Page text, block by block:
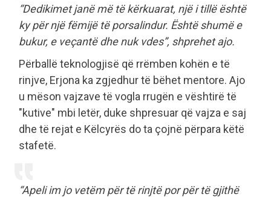
“Dedikimet janë më të kërkuarat, një i tillë është
ky për një fëmijë të porsalindur. Është shumë e
bukur, e veçantë dhe nuk vdes”, shprehet ajo.
Përballë teknologjisë që rrëmben kohën e të
rinjve, Erjona ka zgjedhur të bëhet mentore. Ajo
u mëson vajzave të vogla rrugën e vështirë të
"kutive" mbi letër, duke shpresuar që vajza e saj
dhe të rejat e Këlcyrës do ta çojnë përpara këtë
stafetë.
“Apeli im jo vetëm për të rinjtë por për të gjithë